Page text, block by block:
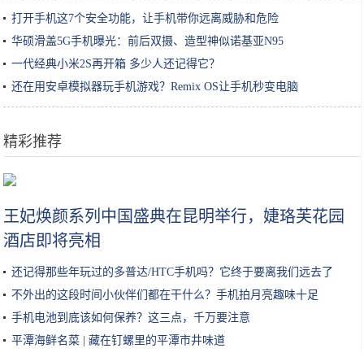
打开手机这7个安全功能，让手机带你远离威胁和危险
华硕滑盖5G手机曝光：前后双摄、造型神似诺基亚N95
一代经典小米2S再开箱 多少人还记得它？
还在用安卓模拟器玩手机游戏？Remix OS让手机秒变电脑
精彩推荐
王妃焕颜系列中国盛典在昆明举行，婕珞芙花园
酒店即将亮相
还记得那些年玩过的多普达/HTC手机吗？它终于要离我们远去了
不外出的这段时间小伙伴们都在干什么？手机拍月亮趣味十足
手机电池到底该如何保养？这三点，千万要注意
平潭海鲜名菜 | 藏在钉螺里的平潭市井味道